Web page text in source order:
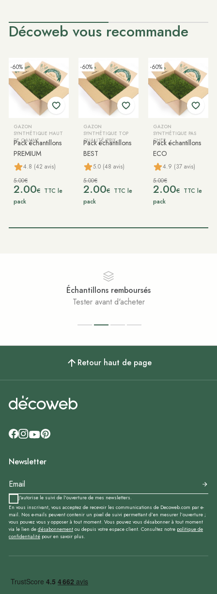
Décoweb vous recommande
-60%
GAZON
SYNTHÉTIQUE HAUT
DE GAMME
Pack échantillons
PREMIUM
4.8 (42 avis)
5.00€
2.00€ TTC le
pack
-60%
GAZON
SYNTHÉTIQUE TOP
QUALITÉ/PRIX
Pack échantillons
BEST
5.0 (48 avis)
5.00€
2.00€ TTC le
pack
-60%
GAZON
SYNTHÉTIQUE PAS
CHER
Pack échantillons
ECO
4.9 (37 avis)
5.00€
2.00€ TTC le
pack
Échantillons remboursés
Tester avant d'acheter
Retour haut de page
Newsletter
J'autorise le suivi de l'ouverture de mes newsletters.
En vous inscrivant, vous acceptez de recevoir les communications de Decoweb.com par e-
mail. Nos e-mails peuvent contenir un pixel de suivi permettant d’en mesurer l’ouverture ;
vous pouvez vous y opposer à tout moment. Vous pouvez vous désabonner à tout moment
via le lien de désabonnement ou depuis votre espace client. Consultez notre politique de
confidentialité pour en savoir plus.